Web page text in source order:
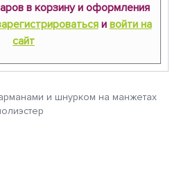
в корзину и оформления
и войти на
сайт
и шнурком на манжетах